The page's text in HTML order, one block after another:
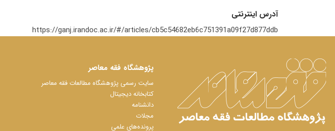
آدرس اینترنتی
https://ganj.irandoc.ac.ir/#/articles/cb5c54682eb6c751391a09f27d877ddb
پژوهشگاه فقه معاصر
سایت رسمی پژوهشگاه مطالعات فقه معاصر
کتابخانه دیجیتال
دانشنامه
مجلات
پرونده‌های علمی